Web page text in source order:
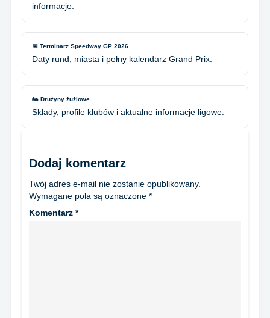
informacje.
📅 Terminarz Speedway GP 2026
Daty rund, miasta i pełny kalendarz Grand Prix.
🏍️ Drużyny żużlowe
Składy, profile klubów i aktualne informacje ligowe.
Dodaj komentarz
Twój adres e-mail nie zostanie opublikowany.
Wymagane pola są oznaczone *
Komentarz *